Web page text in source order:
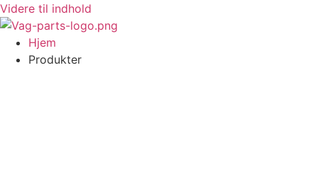
Videre til indhold
Hjem
Produkter